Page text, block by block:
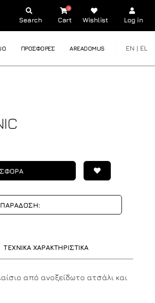
Search Cart
0
Wishlist Log in
ΠΡΟΣΦΟΡΕΣ AREADOMUS EN | EL
ΠΑΡΑΔΟΣΗ:
ΤΕΧΝΙΚΑ ΧΑΡΑΚΤΗΡΙΣΤΙΚΑ
από ανοξείδωτο ατσάλι και